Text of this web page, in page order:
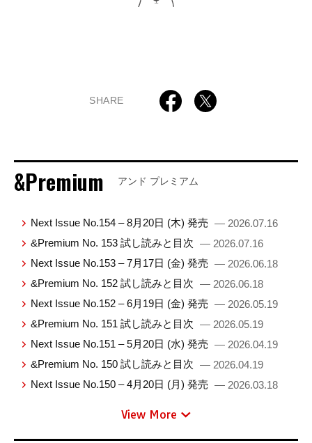
SHARE
&Premium アンド プレミアム
Next Issue No.154 – 8月20日 (木) 発売 — 2026.07.16
&Premium No. 153 試し読みと目次 — 2026.07.16
Next Issue No.153 – 7月17日 (金) 発売 — 2026.06.18
&Premium No. 152 試し読みと目次 — 2026.06.18
Next Issue No.152 – 6月19日 (金) 発売 — 2026.05.19
&Premium No. 151 試し読みと目次 — 2026.05.19
Next Issue No.151 – 5月20日 (水) 発売 — 2026.04.19
&Premium No. 150 試し読みと目次 — 2026.04.19
Next Issue No.150 – 4月20日 (月) 発売 — 2026.03.18
View More